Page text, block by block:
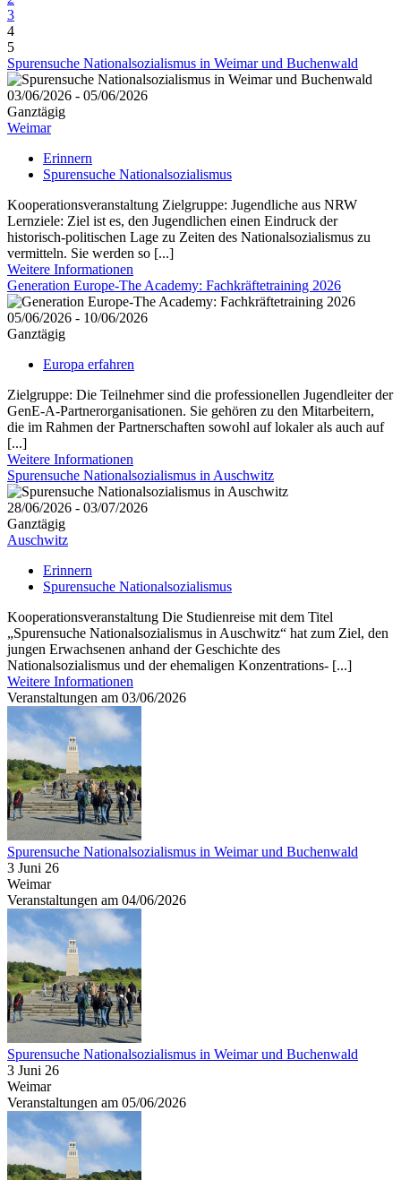
3
4
5
Spurensuche Nationalsozialismus in Weimar und Buchenwald
03/06/2026 - 05/06/2026
Ganztägig
Weimar
Erinnern
Spurensuche Nationalsozialismus
Kooperationsveranstaltung Zielgruppe: Jugendliche aus NRW
Lernziele: Ziel ist es, den Jugendlichen einen Eindruck der
historisch-politischen Lage zu Zeiten des Nationalsozialismus zu
vermitteln. Sie werden so [...]
Weitere Informationen
Generation Europe-The Academy: Fachkräftetraining 2026
05/06/2026 - 10/06/2026
Ganztägig
Europa erfahren
Zielgruppe: Die Teilnehmer sind die professionellen Jugendleiter der
GenE-A-Partnerorganisationen. Sie gehören zu den Mitarbeitern,
die im Rahmen der Partnerschaften sowohl auf lokaler als auch auf
[...]
Weitere Informationen
Spurensuche Nationalsozialismus in Auschwitz
28/06/2026 - 03/07/2026
Ganztägig
Auschwitz
Erinnern
Spurensuche Nationalsozialismus
Kooperationsveranstaltung Die Studienreise mit dem Titel
„Spurensuche Nationalsozialismus in Auschwitz“ hat zum Ziel, den
jungen Erwachsenen anhand der Geschichte des
Nationalsozialismus und der ehemaligen Konzentrations- [...]
Weitere Informationen
Veranstaltungen am 03/06/2026
Spurensuche Nationalsozialismus in Weimar und Buchenwald
3 Juni 26
Weimar
Veranstaltungen am 04/06/2026
Spurensuche Nationalsozialismus in Weimar und Buchenwald
3 Juni 26
Weimar
Veranstaltungen am 05/06/2026